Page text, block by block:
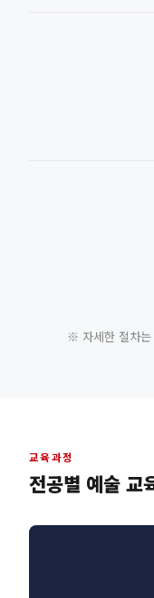
※ 자세한 절차는
교육과정
전공별 예술 교